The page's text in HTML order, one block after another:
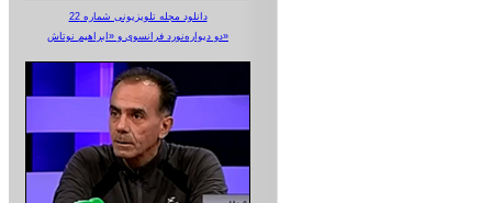
دانلود مجله تلویزیونی شماره 22
دو دیواره‌نورد فرانسوی و «ابراهیم نوتاش»